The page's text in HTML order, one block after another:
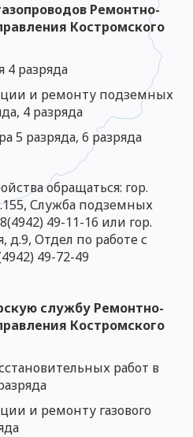
Ремонтно-
Костромского
4 разряда
и ремонту подземных
, 4 разряда
5 разряда, 6 разряда
обращаться: гор.
Служба подземных
49-11-16 или гор.
д.9, Отдел по работе с
49-72-49
службу Ремонтно-
Костромского
работ в
и ремонту газового